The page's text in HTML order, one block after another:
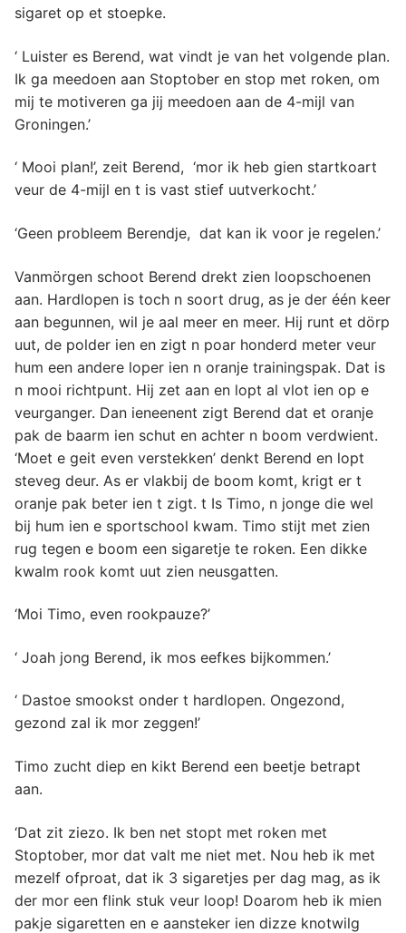
sigaret op et stoepke.
‘ Luister es Berend, wat vindt je van het volgende plan.
Ik ga meedoen aan Stoptober en stop met roken, om
mij te motiveren ga jij meedoen aan de 4-mijl van
Groningen.’
‘ Mooi plan!’, zeit Berend, ‘mor ik heb gien startkoart
veur de 4-mijl en t is vast stief uutverkocht.’
‘Geen probleem Berendje, dat kan ik voor je regelen.’
Vanmörgen schoot Berend drekt zien loopschoenen
aan. Hardlopen is toch n soort drug, as je der één keer
aan begunnen, wil je aal meer en meer. Hij runt et dörp
uut, de polder ien en zigt n poar honderd meter veur
hum een andere loper ien n oranje trainingspak. Dat is
n mooi richtpunt. Hij zet aan en lopt al vlot ien op e
veurganger. Dan ieneenent zigt Berend dat et oranje
pak de baarm ien schut en achter n boom verdwient.
‘Moet e geit even verstekken’ denkt Berend en lopt
steveg deur. As er vlakbij de boom komt, krigt er t
oranje pak beter ien t zigt. t Is Timo, n jonge die wel
bij hum ien e sportschool kwam. Timo stijt met zien
rug tegen e boom een sigaretje te roken. Een dikke
kwalm rook komt uut zien neusgatten.
‘Moi Timo, even rookpauze?’
‘ Joah jong Berend, ik mos eefkes bijkommen.’
‘ Dastoe smookst onder t hardlopen. Ongezond,
gezond zal ik mor zeggen!’
Timo zucht diep en kikt Berend een beetje betrapt
aan.
‘Dat zit ziezo. Ik ben net stopt met roken met
Stoptober, mor dat valt me niet met. Nou heb ik met
mezelf ofproat, dat ik 3 sigaretjes per dag mag, as ik
der mor een flink stuk veur loop! Doarom heb ik mien
pakje sigaretten en e aansteker ien dizze knotwilg